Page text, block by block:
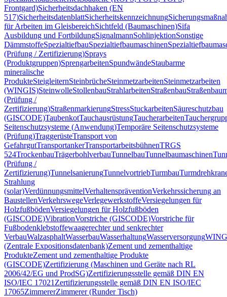
Frontgard)Sicherheitsdachhaken (EN
517)SicherheitsdatenblattSicherheitskennzeichnung
für Arbeiten im GleisbereichSichtfeld (Baumaschinen)Sifa
Ausbildung und FortbildungSignalmannSohlinjektionSonstige
DämmstoffeSpezialtiefbauSpezialtiefbaumaschinen
(Prüfung / Zertifizierung)Sprays
(Produktgruppen)SprengarbeitenSpundwändeStaubarme
mineralische
ProdukteSteigleiternSteinbrücheSteinmetzarbeitenSteinmetzarbeiten
(WINGIS)SteinwolleStollenbauStrahlarbeitenStraßenbau
(Prüfung /
Zertifizierung)StraßenmarkierungStressStuckarbeitenSäureschutzbau
(GISCODE)TaubenkotTauchausrüstungTaucherarbeiten
Seitenschutzsysteme (Anwendung)Temporäre Seitenschutzsysteme
(Prüfung)TraggerüsteTransport von
GefahrgutTransportankerTransportarbeitsbühnenTRGS
524TrockenbauTrägerbohlverbauTunnelbauTunnelbaumaschinen
(Prüfung /
Zertifizierung)TunnelsanierungTunnelvortriebTurmbau
Strahlung
(solar)VerdünnungsmittelVerhaltenspräventionVerkehrssicherung an
BaustellenVerkehrswegeVerlegewerkstoffeVersiegelungen für
HolzfußbödenVersiegelungen für Holzfußböden
(GISCODE)VibrationVorstriche (GISCODE)Vorstriche für
Fußbodenklebstoffewaagerechter und senkrechter
VerbauWalzasphaltWasserbauWasserhaltungWasserversorgung
(Zentrale Expositionsdatenbank)Zement und zementhaltige
ProdukteZement und zementhaltige Produkte
(GISCODE)Zertifizierung (Maschinen und Geräte nach RL
2006/42/EG und ProdSG)Zertifizierungsstelle gemäß DIN EN
ISO/IEC 17021Zertifizierungsstelle gemäß DIN EN ISO/IEC
17065ZimmererZimmerer (Runder Tisch)